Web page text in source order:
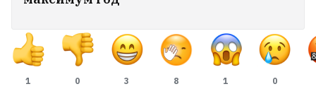
1 0 3 8 1 0
Белорусский мужской хор